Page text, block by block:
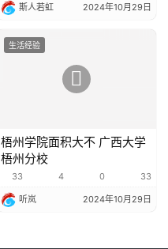
斯人若虹 2024年10月29日
生活经验
梧州学院面积大不 广西大学
梧州分校
33 4 0 33
听岚 2024年10月29日